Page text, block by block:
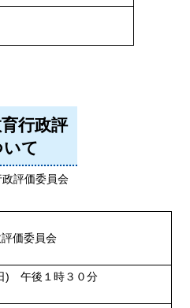
行政評
て
評価委員会
価委員会
) 午後１時３０分